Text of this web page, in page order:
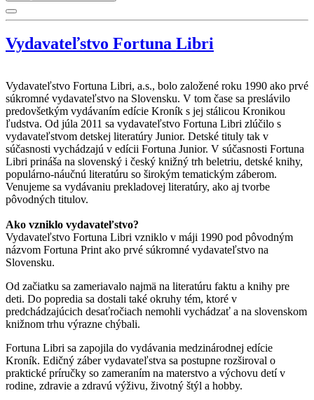
Vydavateľstvo Fortuna Libri
Vydavateľstvo Fortuna Libri, a.s., bolo založené roku 1990 ako prvé
súkromné vydavateľstvo na Slovensku. V tom čase sa preslávilo
predovšetkým vydávaním edície Kroník s jej stálicou Kronikou
ľudstva. Od júla 2011 sa vydavateľstvo Fortuna Libri zlúčilo s
vydavateľstvom detskej literatúry Junior. Detské tituly tak v
súčasnosti vychádzajú v edícii Fortuna Junior. V súčasnosti Fortuna
Libri prináša na slovenský i český knižný trh beletriu, detské knihy,
populárno-náučnú literatúru so širokým tematickým záberom.
Venujeme sa vydávaniu prekladovej literatúry, ako aj tvorbe
pôvodných titulov.
Ako vzniklo vydavateľstvo?
Vydavateľstvo Fortuna Libri vzniklo v máji 1990 pod pôvodným
názvom Fortuna Print ako prvé súkromné vydavateľstvo na
Slovensku.
Od začiatku sa zameriavalo najmä na literatúru faktu a knihy pre
deti. Do popredia sa dostali také okruhy tém, ktoré v
predchádzajúcich desaťročiach nemohli vychádzať a na slovenskom
knižnom trhu výrazne chýbali.
Fortuna Libri sa zapojila do vydávania medzinárodnej edície
Kroník. Edičný záber vydavateľstva sa postupne rozširoval o
praktické príručky so zameraním na materstvo a výchovu detí v
rodine, zdravie a zdravú výživu, životný štýl a hobby.